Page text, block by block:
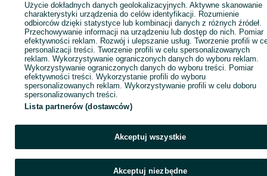
Użycie dokładnych danych geolokalizacyjnych. Aktywne skanowanie
charakterystyki urządzenia do celów identyfikacji. Rozumienie
odbiorców dzięki statystyce lub kombinacji danych z różnych źródeł.
Przechowywanie informacji na urządzeniu lub dostęp do nich. Pomiar
efektywności reklam. Rozwój i ulepszanie usług. Tworzenie profili w
personalizacji treści. Tworzenie profili w celu spersonalizowanych
reklam. Wykorzystywanie ograniczonych danych do wyboru reklam.
Wykorzystywanie ograniczonych danych do wyboru treści. Pomiar
efektywności treści. Wykorzystanie profili do wyboru
spersonalizowanych reklam. Wykorzystywanie profili w celu doboru
spersonalizowanych treści.
Lista partnerów (dostawców)
Akceptuj wszystkie
Akceptuj niezbędne